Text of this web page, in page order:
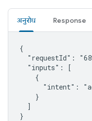
अनुरोध Response
{
"requestId":
  "inputs": [
    {
"intent":
    }
  ]
}